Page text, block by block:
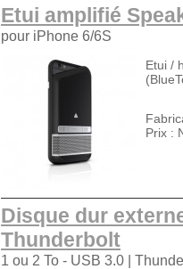
Etui amplifié
pour iPhone 6/6S
Etui /
Prix :
Disque dur
Thunderbolt
1 ou 2 To - USB 3.0 |